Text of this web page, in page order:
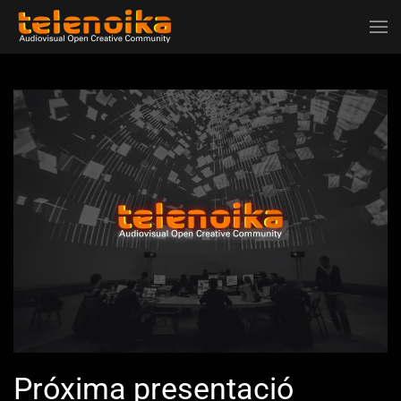
Ir al contenido principal
Próxima presentació